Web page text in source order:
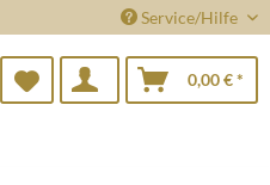
Service/Hilfe
0,00 € *